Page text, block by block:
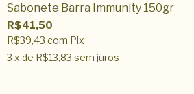
Sabonete Barra Immunity 150gr
R$41,50
R$39,43 com Pix
3 x de R$13,83 sem juros